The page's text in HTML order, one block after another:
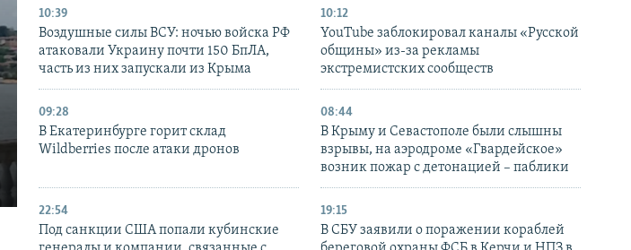
10:39
Воздушные силы ВСУ: ночью войска РФ
атаковали Украину почти 150 БпЛА,
часть из них запускали из Крыма
10:12
YouTube заблокировал каналы «Русской
общины» из-за рекламы
экстремистских сообществ
09:28
В Екатеринбурге горит склад
Wildberries после атаки дронов
08:44
В Крыму и Севастополе были слышны
взрывы, на аэродроме «Гвардейское»
возник пожар с детонацией – паблики
22:54
Под санкции США попали кубинские
19:15
В СБУ заявили о поражении кораблей